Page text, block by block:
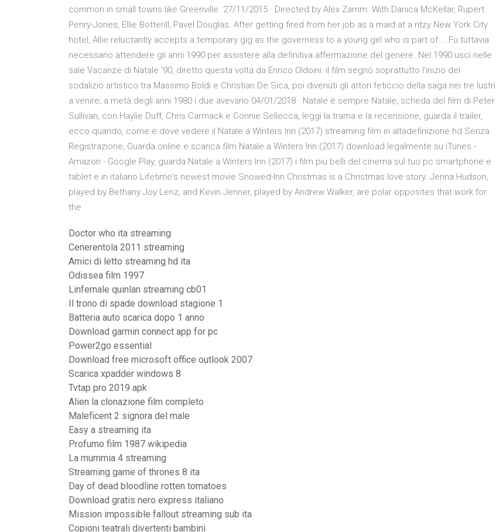
common in small towns like Greenville. 27/11/2015 · Directed by Alex Zamm. With Danica McKellar, Rupert
Penry-Jones, Ellie Botterill, Pavel Douglas. After getting fired from her job as a maid at a ritzy New York City
hotel, Allie reluctantly accepts a temporary gig as the governess to a young girl who is part of … Fu tuttavia
necessario attendere gli anni 1990 per assistere alla definitiva affermazione del genere. Nel 1990 uscì nelle
sale Vacanze di Natale '90, diretto questa volta da Enrico Oldoini: il film segnò soprattutto l'inizio del
sodalizio artistico tra Massimo Boldi e Christian De Sica, poi divenuti gli attori feticcio della saga nei tre lustri
a venire; a metà degli anni 1980 i due avevano 04/01/2018 · Natale è sempre Natale, scheda del film di Peter
Sullivan, con Haylie Duff, Chris Carmack e Connie Sellecca, leggi la trama e la recensione, guarda il trailer,
ecco quando, come e dove vedere il Natale a Winters Inn (2017) streaming film in altadefinizione hd Senza
Registrazione, Guarda online e scarica film Natale a Winters Inn (2017) download legalmente su iTunes -
Amazon - Google Play, guarda Natale a Winters Inn (2017) i film piu belli del cinema sul tuo pc smartphone e
tablet e in italiano Lifetime's newest movie Snowed-Inn Christmas is a Christmas love story. Jenna Hudson,
played by Bethany Joy Lenz, and Kevin Jenner, played by Andrew Walker, are polar opposites that work for
the
Doctor who ita streaming
Cenerentola 2011 streaming
Amici di letto streaming hd ita
Odissea film 1997
Linfernale quinlan streaming cb01
Il trono di spade download stagione 1
Batteria auto scarica dopo 1 anno
Download garmin connect app for pc
Power2go essential
Download free microsoft office outlook 2007
Scarica xpadder windows 8
Tvtap pro 2019 apk
Alien la clonazione film completo
Maleficent 2 signora del male
Easy a streaming ita
Profumo film 1987 wikipedia
La mummia 4 streaming
Streaming game of thrones 8 ita
Day of dead bloodline rotten tomatoes
Download gratis nero express italiano
Mission impossible fallout streaming sub ita
Copioni teatrali divertenti bambini